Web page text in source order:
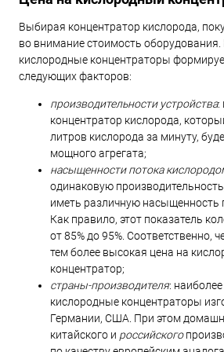
Выбирая концентратор кислорода,
во внимание стоимость оборудования.
кислородные концентраторы
следующих факторов:
производительности устройства:
концентратор кислорода,
литров кислорода за минуту,
мощного агрегата;
насыщенности потока
одинаковую
иметь различную насыщенность
Как правило, этот показатель
от 85% до 95%. Соответственно,
тем более высокая цена на
концентратор;
страны-производителя:
кислородные концентраторы
Германии, США. При этом
китайского и российского